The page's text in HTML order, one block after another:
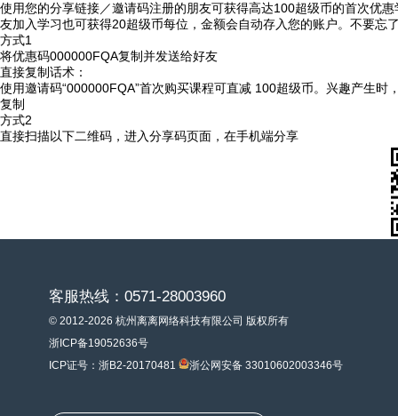
使用您的分享链接／邀请码注册的朋友可获得高达100超级币的首次优
友加入学习也可获得20超级币每位，金额会自动存入您的账户。不要忘
方式1
将优惠码000000FQA复制并发送给好友
直接复制话术：
使用邀请码“000000FQA”首次购买课程可直减 100超级币。兴趣产生时
复制
方式2
直接扫描以下二维码，进入分享码页面，在手机端分享
客服热线：0571-28003960
© 2012-2026 杭州离离网络科技有限公司 版权所有
浙ICP备19052636号
ICP证号：浙B2-20170481
浙公网安备 33010602003346号